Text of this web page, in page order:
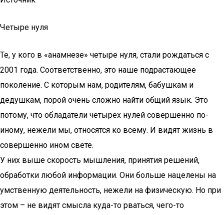
Четыре нуля
Те, у кого в «анамнезе» четыре нуля, стали рождаться с
2001 года. Соответственно, это наше подрастающее
поколение. С которым нам, родителям, бабушкам и
дедушкам, порой очень сложно найти общий язык. Это
потому, что обладатели четырех нулей совершенно по-
иному, нежели мы, относятся ко всему. И видят жизнь в
совершенно ином свете.
У них выше скорость мышления, принятия решений,
обработки любой информации. Они больше нацелены на
умственную деятельность, нежели на физическую. Но при
этом – не видят смысла куда-то рваться, чего-то